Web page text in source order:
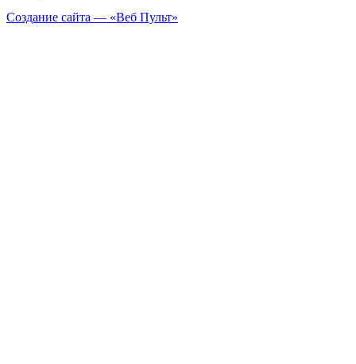
Создание сайта — «Веб Пульт»